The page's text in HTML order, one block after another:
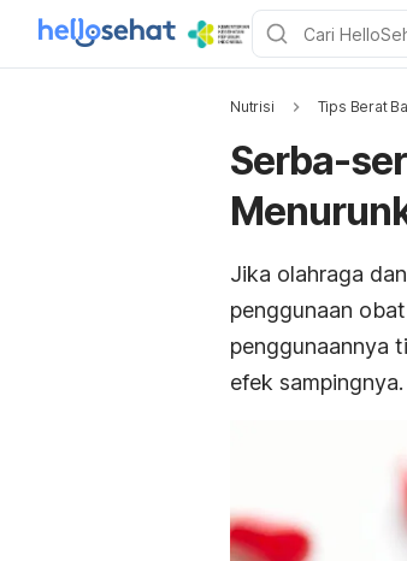
Nutrisi Tips Berat
Serba-
Jika olahraga
penggunaan
penggunaannya
efek sampingnya.